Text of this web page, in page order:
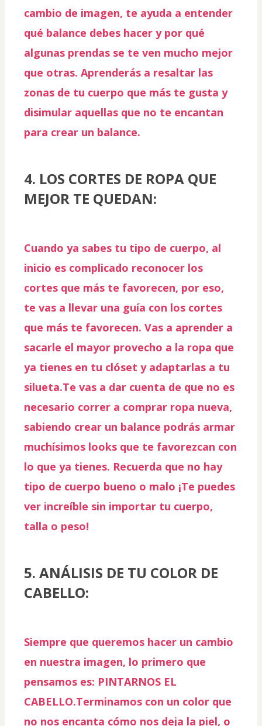
cambio de imagen, te ayuda a entender
qué balance debes hacer y por qué
algunas prendas se te ven mucho mejor
que otras. Aprenderás a resaltar las
zonas de tu cuerpo que más te gusta y
disimular aquellas que no te encantan
para crear un balance.
4. LOS CORTES DE ROPA QUE
MEJOR TE QUEDAN:
Cuando ya sabes tu tipo de cuerpo, al
inicio es complicado reconocer los
cortes que más te favorecen, por eso,
te vas a llevar una guía con los cortes
que más te favorecen. Vas a aprender a
sacarle el mayor provecho a la ropa que
ya tienes en tu clóset y adaptarlas a tu
silueta.Te vas a dar cuenta de que no es
necesario correr a comprar ropa nueva,
sabiendo crear un balance podrás armar
muchísimos looks que te favorezcan con
lo que ya tienes. Recuerda que no hay
tipo de cuerpo bueno o malo ¡Te puedes
ver increíble sin importar tu cuerpo,
talla o peso!
5. ANÁLISIS DE TU COLOR DE
CABELLO:
Siempre que queremos hacer un cambio
en nuestra imagen, lo primero que
pensamos es: PINTARNOS EL
CABELLO.Terminamos con un color que
no nos encanta cómo nos deja la piel, o